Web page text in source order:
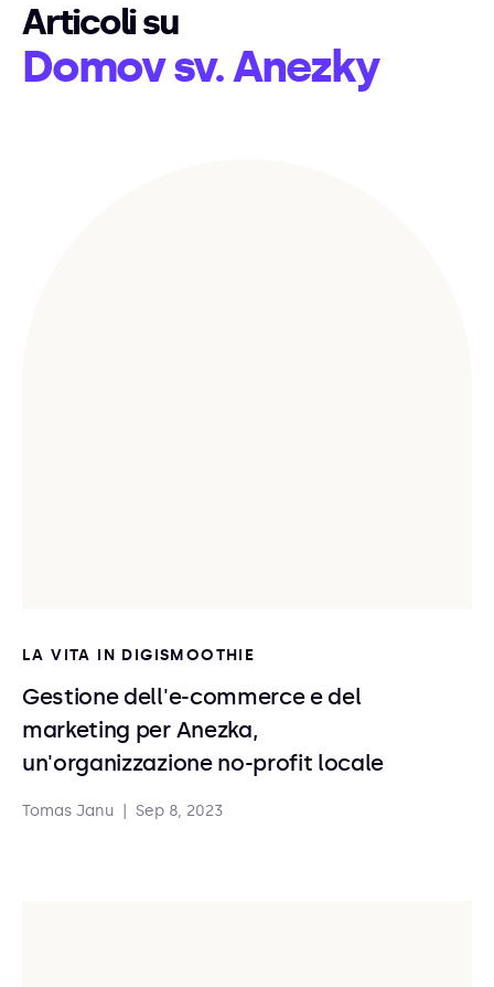
Articoli su
Domov sv. Anezky
LA VITA IN DIGISMOOTHIE
Gestione dell'e-commerce e del
marketing per Anezka,
un'organizzazione no-profit locale
Tomas Janu Sep 8, 2023